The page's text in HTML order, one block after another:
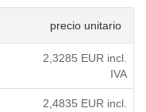
precio unitario
2,3285 EUR incl.
IVA
2,4835 EUR incl.